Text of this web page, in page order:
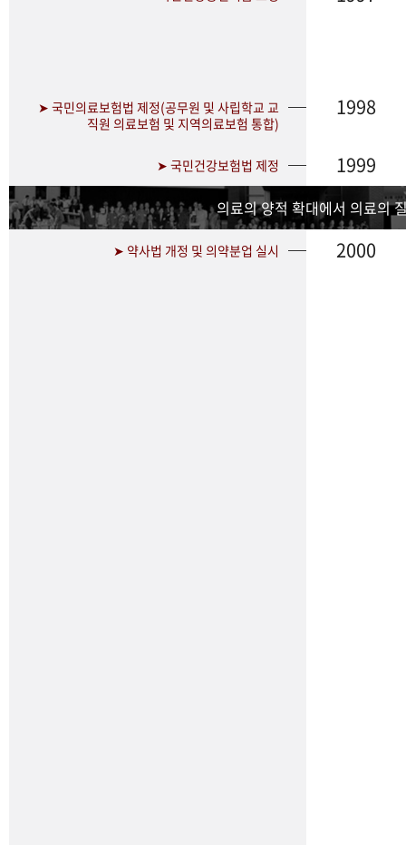
➤ 국민의료보험법 제정(공무원 및 사립학교 교
직원 의료보험 및 지역의료보험 통합)
1998
➤ 국민건강보험법 제정 1999
의료의 양적 확대에서 의료의
➤ 약사법 개정 및 의약분업 실시 2000